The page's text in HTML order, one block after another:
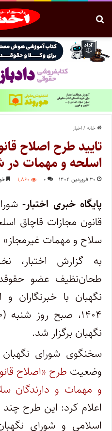
خانه/اخبار
تایید طرح اصلاح
اسلحه و مهمات در
۳۰ فروردین ۱۴۰۴ ۰ ۱,۸۶۰
پایگاه خبری اختبار-
قانون مجازات قاچاق
سلاح و مهمات غیرمجاز»
به گزارش
طحان‌نظیف عضو
نگهبان با
نگهبان برگزار شد.
سخنگوی شورای
وضعیت طرح «اصلاح
و مهمات و دارندگان
اعلام کرد: این طرح
اسلامی و شورای